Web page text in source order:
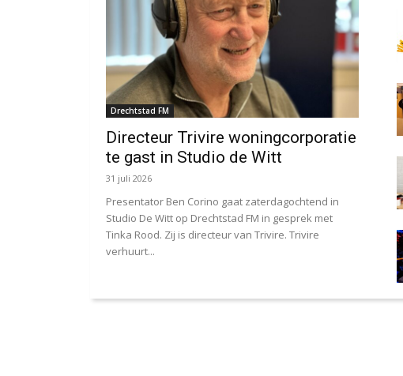
Drechtstad FM
Directeur Trivire woningcorporatie
te gast in Studio de Witt
31 juli 2026
Presentator Ben Corino gaat zaterdagochtend in
Studio De Witt op Drechtstad FM in gesprek met
Tinka Rood. Zij is directeur van Trivire. Trivire
verhuurt...